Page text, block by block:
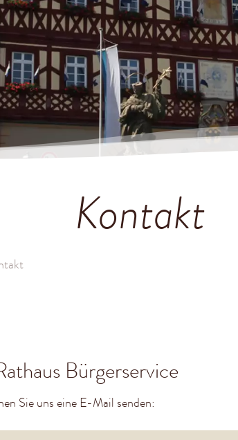
Kontakt
Bürgerservice
Sie uns eine E-Mail senden:
anmelden